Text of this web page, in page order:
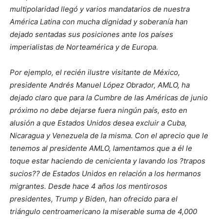
multipolaridad llegó y varios mandatarios de nuestra
América Latina con mucha dignidad y soberanía han
dejado sentadas sus posiciones ante los países
imperialistas de Norteamérica y de Europa.
Por ejemplo, el recién ilustre visitante de México,
presidente Andrés Manuel López Obrador, AMLO, ha
dejado claro que para la Cumbre de las Américas de junio
próximo no debe dejarse fuera ningún país, esto en
alusión a que Estados Unidos desea excluir a Cuba,
Nicaragua y Venezuela de la misma. Con el aprecio que le
tenemos al presidente AMLO, lamentamos que a él le
toque estar haciendo de cenicienta y lavando los ?trapos
sucios?? de Estados Unidos en relación a los hermanos
migrantes. Desde hace 4 años los mentirosos
presidentes, Trump y Biden, han ofrecido para el
triángulo centroamericano la miserable suma de 4,000